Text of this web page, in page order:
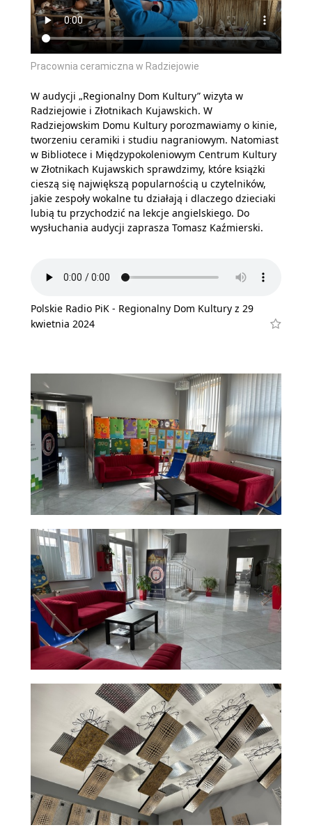
Pracownia ceramiczna w Radziejowie
W audycji „Regionalny Dom Kultury” wizyta w
Radziejowie i Złotnikach Kujawskich. W
Radziejowskim Domu Kultury porozmawiamy o kinie,
tworzeniu ceramiki i studiu nagraniowym. Natomiast
w Bibliotece i Międzypokoleniowym Centrum Kultury
w Złotnikach Kujawskich sprawdzimy, które książki
cieszą się największą popularnością u czytelników,
jakie zespoły wokalne tu działają i dlaczego dzieciaki
lubią tu przychodzić na lekcje angielskiego. Do
wysłuchania audycji zaprasza Tomasz Kaźmierski.
Polskie Radio PiK - Regionalny Dom Kultury z 29
kwietnia 2024